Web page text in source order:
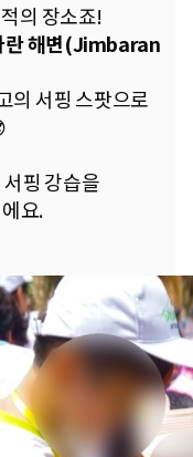
의 장소죠!
란 해변(Jimbaran
의 서핑 스팟으로
핑 강습을
요.